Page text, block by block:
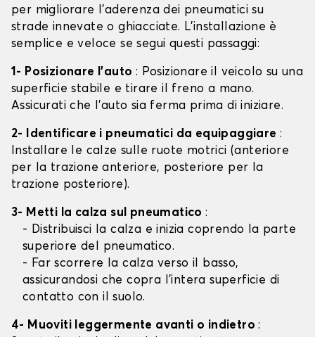
per migliorare l'aderenza dei pneumatici su
strade innevate o ghiacciate. L'installazione è
semplice e veloce se segui questi passaggi:
1- Posizionare l'auto : Posizionare il veicolo su una
superficie stabile e tirare il freno a mano.
Assicurati che l'auto sia ferma prima di iniziare.
2- Identificare i pneumatici da equipaggiare :
Installare le calze sulle ruote motrici (anteriore
per la trazione anteriore, posteriore per la
trazione posteriore).
3- Metti la calza sul pneumatico:
- Distribuisci la calza e inizia coprendo la parte
superiore del pneumatico.
- Far scorrere la calza verso il basso,
assicurandosi che copra l'intera superficie di
contatto con il suolo.
4- Muoviti leggermente avanti o indietro: